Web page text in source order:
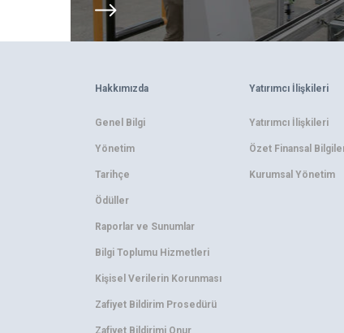
Hakkımızda
Genel Bilgi
Yönetim
Tarihçe
Ödüller
Raporlar ve Sunumlar
Bilgi Toplumu Hizmetleri
Kişisel Verilerin Korunması
Zafiyet Bildirim Prosedürü
Zafiyet Bildirimi Onur
Yatırımcı İlişkileri
Yatırımcı İlişkileri
Özet Finansal
Kurumsal Yönetim